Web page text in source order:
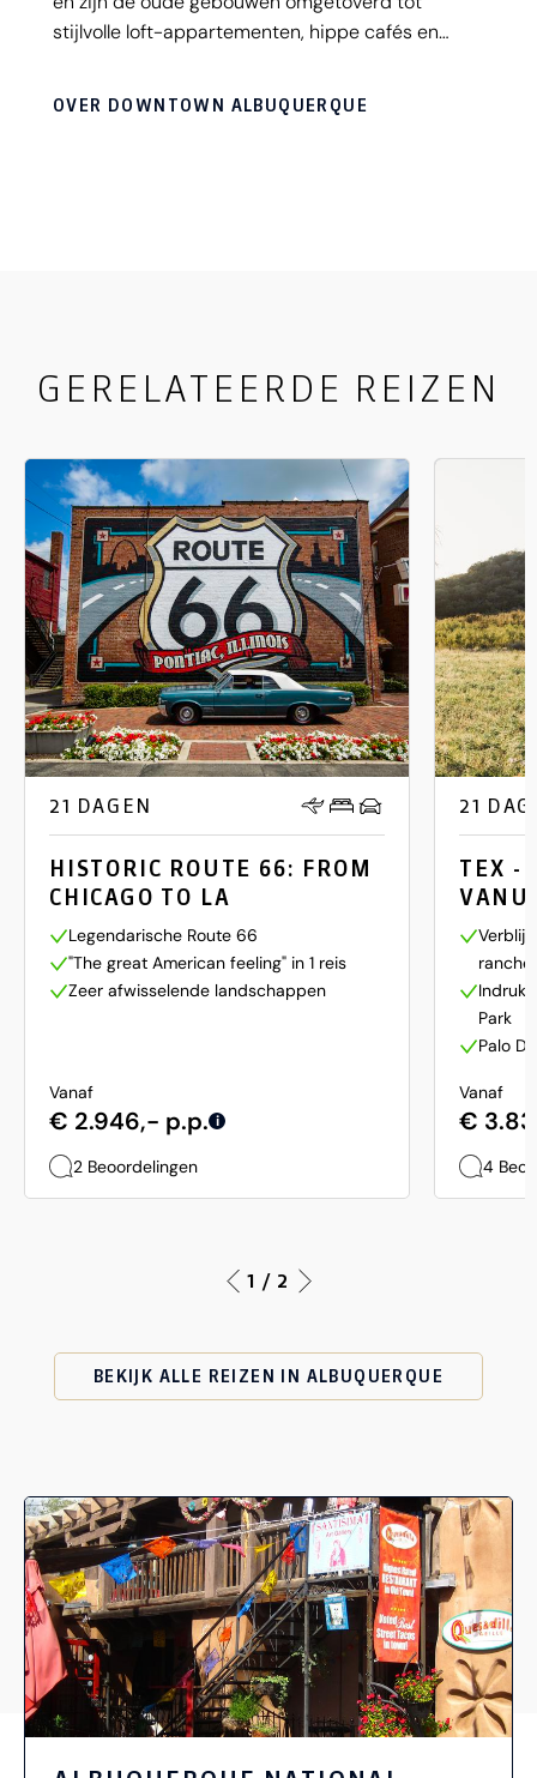
stijlvolle loft-appartementen, hippe cafés en
vele festivals plaats. Ook zijn er een bioscoop,
OVER DOWNTOWN ALBUQUERQUE
GERELATEERDE REIZEN
21 DAGEN
HISTORIC ROUTE 66: FROM
CHICAGO TO LA
Legendarische Route 66
"The great American feeling" in 1 reis
Zeer afwisselende landschappen
Vanaf
€ 2.946,- p.p. i
2 Beoordelingen
21
TEX -
Park
Palo
Vanaf
€
4
1 / 2
BEKIJK ALLE REIZEN IN ALBUQUERQUE